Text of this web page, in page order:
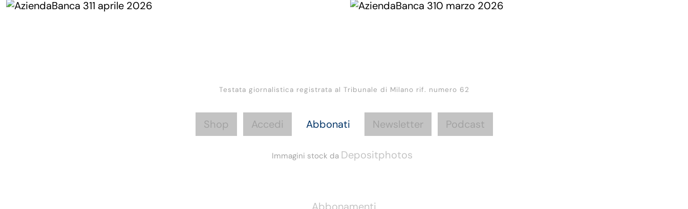
Testata giornalistica registrata al Tribunale di Milano rif. numero 62
Shop Accedi Abbonati Newsletter Podcast
Immagini stock da Depositphotos